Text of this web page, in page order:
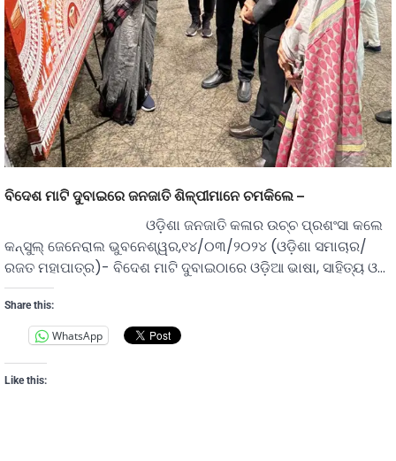
ବିଦେଶ ମାଟି ଦୁବାଇରେ ଜନଜାତି ଶିଳ୍ପୀମାନେ ଚମକିଲେ –
ଓଡ଼ିଶା ଜନଜାତି କଳାର ଉଚ୍ଚ ପ୍ରଶଂସା କଲେ
କନ୍ସୁଲ୍ ଜେନେରାଲ ଭୁବନେଶ୍ୱର,୧୪/୦୩/୨୦୨୪ (ଓଡ଼ିଶା ସମାଚାର/
ରଜତ ମହାପାତ୍ର)- ବିଦେଶ ମାଟି ଦୁବାଇଠାରେ ଓଡ଼ିଆ ଭାଷା, ସାହିତ୍ୟ ଓ…
Share this:
WhatsApp
Like this: